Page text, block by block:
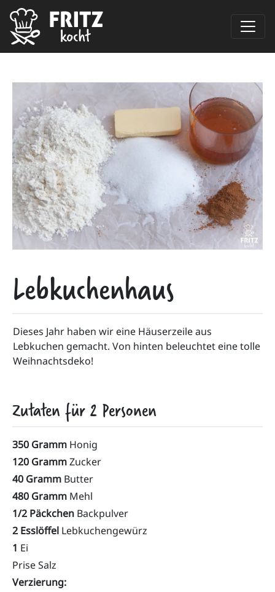
Lebkuchenhaus
Dieses Jahr haben wir eine Häuserzeile aus
Lebkuchen gemacht. Von hinten beleuchtet eine tolle
Weihnachtsdeko!
Zutaten für2 Personen
350 Gramm Honig
120 GrammZucker
40 Gramm Butter
480 Gramm Mehl
1/2 Päckchen Backpulver
2 Esslöffel Lebkuchengewürz
1 Ei
Prise Salz
Verzierung: